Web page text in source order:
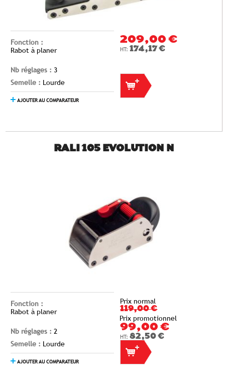
Fonction :
Rabot à planer
Nb réglages : 3
Semelle : Lourde
AJOUTER AU COMPARATEUR
209,00 €
174,17 €
RALI 105 EVOLUTION N
Fonction :
Rabot à planer
Nb réglages : 2
Semelle : Lourde
AJOUTER AU COMPARATEUR
Prix normal
119,00 €
Prix promotionnel
99,00 €
82,50 €